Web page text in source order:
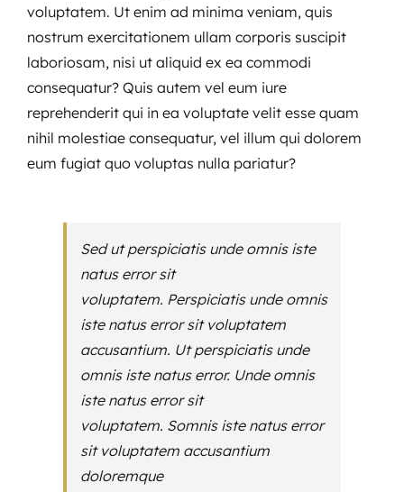
voluptatem. Ut enim ad minima veniam, quis
nostrum exercitationem ullam corporis suscipit
laboriosam, nisi ut aliquid ex ea commodi
consequatur? Quis autem vel eum iure
reprehenderit qui in ea voluptate velit esse quam
nihil molestiae consequatur, vel illum qui dolorem
eum fugiat quo voluptas nulla pariatur?
Sed ut perspiciatis unde omnis iste
natus error sit
voluptatem. Perspiciatis unde omnis
iste natus error sit voluptatem
accusantium. Ut perspiciatis unde
omnis iste natus error. Unde omnis
iste natus error sit
voluptatem. Somnis iste natus error
sit voluptatem accusantium
doloremque